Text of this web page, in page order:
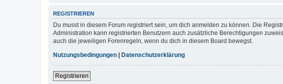
REGISTRIEREN
Du musst in diesem Forum registriert sein, um dich anmelden zu können. Die
Administration kann registrierten Benutzern auch zusätzliche Berechtigungen
auch die jeweiligen Forenregeln, wenn du dich in diesem Board bewegst.
Nutzungsbedingungen
Datenschutzerklärung
Registrieren